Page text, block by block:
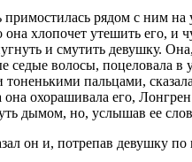
рядом с ним на
она хлопочет утешить его, и
и смутить девушку.
седые волосы, поцеловала
пальцами,
охорашивала его,
дымом, но, услышав ее
он и, потрепав девушку